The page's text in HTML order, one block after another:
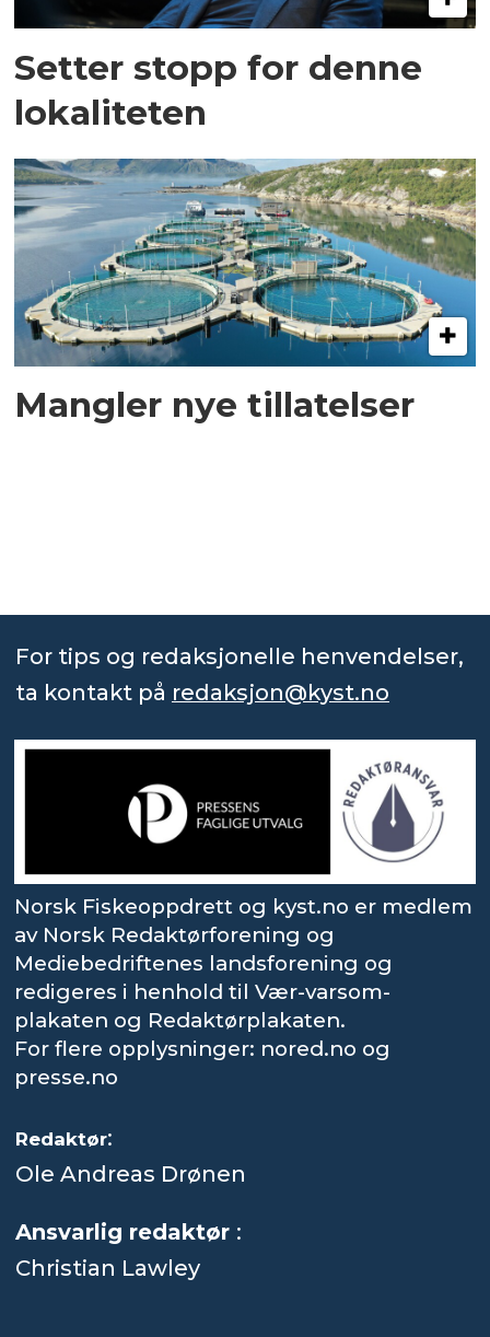
Setter stopp for denne
lokaliteten
Mangler nye tillatelser
For tips og redaksjonelle henvendelser,
ta kontakt på redaksjon@kyst.no
Norsk Fiskeoppdrett og kyst.no er medlem
av Norsk Redaktørforening og
Mediebedriftenes landsforening og
redigeres i henhold til Vær-varsom-
plakaten og Redaktørplakaten.
For flere opplysninger: nored.no og
presse.no
Redaktør:
Ole Andreas Drønen
Ansvarlig redaktør :
Christian Lawley